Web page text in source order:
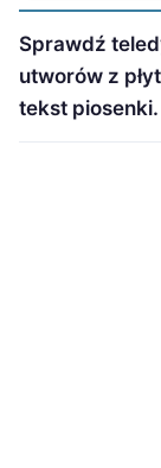
Sprawdź
utworów z
tekst piosenki.